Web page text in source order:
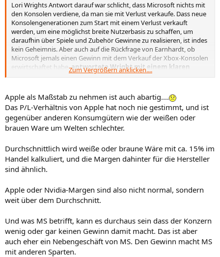
Lori Wrights Antwort darauf war schlicht, dass Microsoft nichts mit
den Konsolen verdiene, da man sie mit Verlust verkaufe. Dass neue
Konsolengenerationen zum Start mit einem Verlust verkauft
werden, um eine möglichst breite Nutzerbasis zu schaffen, um
daraufhin über Spiele und Zubehör Gewinne zu realisieren, ist indes
kein Geheimnis. Aber auch auf die Rückfrage von Earnhardt, ob
Microsoft jemals einen Gewinn mit dem Verkauf der Xbox-Konsolen
erwirtschaftet habe,antwortete Wright mit einem klaren
„Nein“.
Zum Vergrößern anklicken....
Apple als Maßstab zu nehmen ist auch abartig....
Das P/L-Verhältnis von Apple hat noch nie gestimmt, und ist
gegenüber anderen Konsumgütern wie der weißen oder
brauen Ware um Welten schlechter.
Durchschnittlich wird weiße oder braune Wäre mit ca. 15% im
Handel kalkuliert, und die Margen dahinter für die Hersteller
sind ähnlich.
Apple oder Nvidia-Margen sind also nicht normal, sondern
weit über dem Durchschnitt.
Und was MS betrifft, kann es durchaus sein dass der Konzern
wenig oder gar keinen Gewinn damit macht. Das ist aber
auch eher ein Nebengeschäft von MS. Den Gewinn macht MS
mit anderen Sparten.